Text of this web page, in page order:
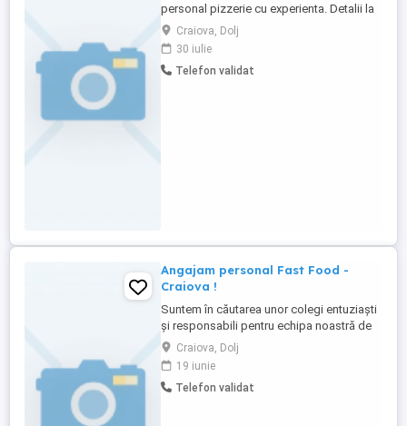
personal pizzerie cu experienta. Detalii la
telefonCraiova, Dolj
30 iulie
Telefon validat
Angajam personal Fast Food -
Craiova !
Suntem în căutarea unor colegi entuziaști
și responsabili pentru echipa noastră de
fast food. Dacă îți place să lucrezi într-un
mediu rapid, să interacționezi cu oamenii
și să oferi servicii excelente, te vrem în
echipa noastră! Cerinte : Experiența în
Craiova, Dolj
19 iunie
Telefon validat